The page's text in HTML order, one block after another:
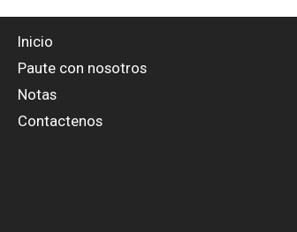
Inicio
Paute con nosotros
Notas
Contactenos